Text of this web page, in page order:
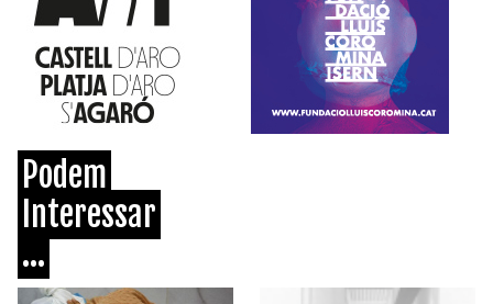
Podem
Interessar
...